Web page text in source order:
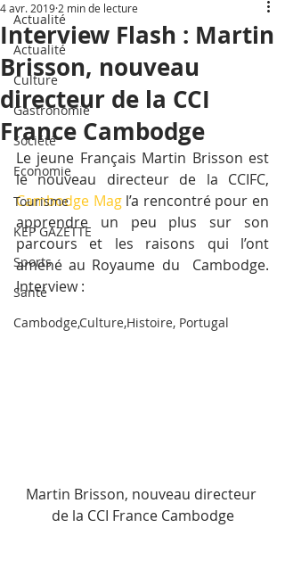
Actualité
Actualité
Culture
Gastronomie
Société
Economie
Tourisme
KEP GAZETTE
Sports
Santé
Cambodge,Culture,Histoire, Portugal
Interview Flash : Martin
Brisson, nouveau
directeur de la CCI
France Cambodge
4 avr. 2019 2 min de lecture
Le jeune Français Martin Brisson est
Cambodge Mag l’a rencontré pour en
apprendre un peu plus sur son
parcours et les raisons qui l’ont
amené au Royaume du  Cambodge.
Interview :
Martin Brisson, nouveau directeur
de la CCI France Cambodge